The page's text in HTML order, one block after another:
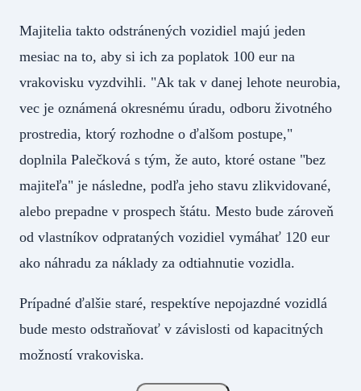
Majitelia takto odstránených vozidiel majú jeden
mesiac na to, aby si ich za poplatok 100 eur na
vrakovisku vyzdvihli. "Ak tak v danej lehote neurobia,
vec je oznámená okresnému úradu, odboru životného
prostredia, ktorý rozhodne o ďalšom postupe,"
doplnila Palečková s tým, že auto, ktoré ostane "bez
majiteľa" je následne, podľa jeho stavu zlikvidované,
alebo prepadne v prospech štátu. Mesto bude zároveň
od vlastníkov odprataných vozidiel vymáhať 120 eur
ako náhradu za náklady za odtiahnutie vozidla.
Prípadné ďalšie staré, respektíve nepojazdné vozidlá
bude mesto odstraňovať v závislosti od kapacitných
možností vrakoviska.